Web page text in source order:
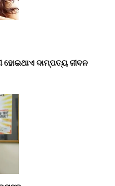
ହୋଇଥାଏ ଦାମ୍ପତ୍ୟ ଜୀବନ